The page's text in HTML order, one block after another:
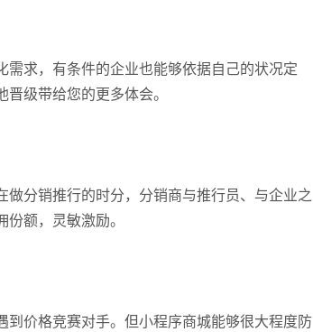
求，有条件的企业也能够依据自己的状况定
级带给您的更多体会。
分销推行的时分，分销商与推行员、与企业之
额，灵敏激励。
价格竞赛对手。但小程序商城能够很大程度防